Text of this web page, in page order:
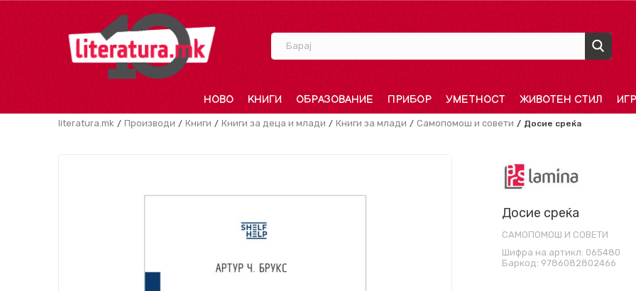
Барај
НОВО КНИГИ ОБРАЗОВАНИЕ ПРИБОР УМЕТНОСТ ЖИВОТЕН СТИЛ
literatura.mk Производи Книги Книги за деца и млади Книги за млади Самопомош и совети Досие среќа
Досие среќа
САМОПОМОШ И СОВЕТИ
Шифра на артикл: 065480
Баркод: 9786082802466